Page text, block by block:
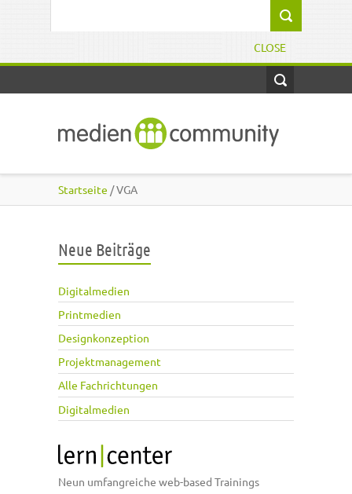
CLOSE
Startseite / VGA
Neue Beiträge
Digitalmedien
Printmedien
Designkonzeption
Projektmanagement
Alle Fachrichtungen
Digitalmedien
Neun umfangreiche web-based Trainings